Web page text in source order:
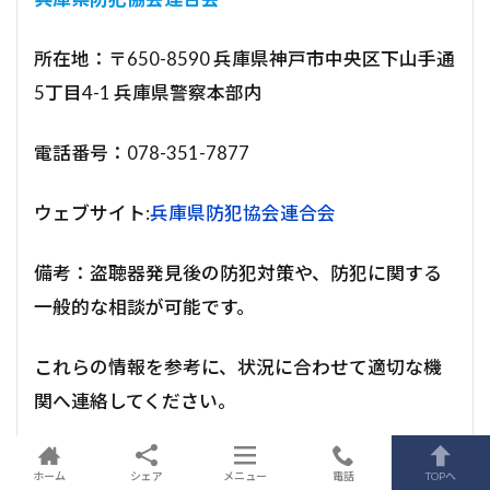
所在地：〒650-8590 兵庫県神戸市中央区下山手通
5丁目4-1 兵庫県警察本部内
電話番号：078-351-7877
ウェブサイト:兵庫県防犯協会連合会
備考：盗聴器発見後の防犯対策や、防犯に関する
一般的な相談が可能です。
これらの情報を参考に、状況に合わせて適切な機
関へ連絡してください。
ホーム シェア メニュー 電話 TOPへ